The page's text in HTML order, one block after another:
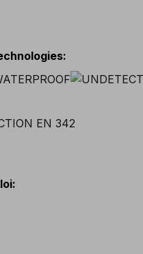
:
: